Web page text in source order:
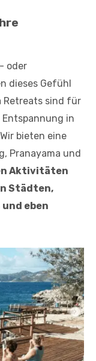
oder
dieses Gefühl
Retreats sind für
in
bieten eine
Pranayama und
Aktivitäten
Städten,
eben